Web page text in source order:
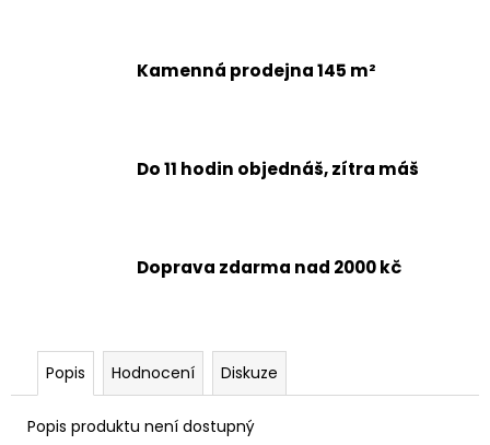
Kamenná prodejna 145 m²
Do 11 hodin objednáš, zítra máš
Doprava zdarma nad 2000 kč
Popis Hodnocení Diskuze
Popis produktu není dostupný